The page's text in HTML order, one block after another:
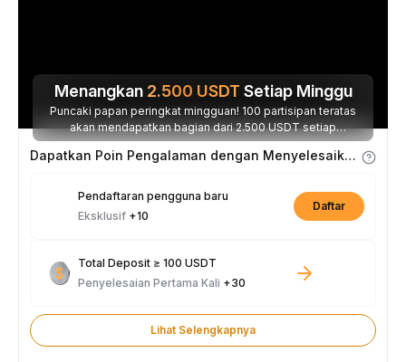
Menangkan 2.500 USDT Setiap Minggu
Puncaki papan peringkat mingguan! 100 partisipan teratas
akan mendapatkan bagian dari 2.500 USDT setiap
minggunya.
Dapatkan Poin Pengalaman dengan Menyelesaikan Tugas
Pendaftaran pengguna baru
Eksklusif +10
Daftar
Total Deposit ≥ 100 USDT
Penyelesaian Pertama Kali +30
Lihat Selengkapnya